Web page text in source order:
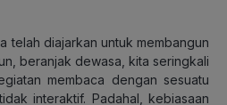
telah diajarkan untuk membangun
beranjak dewasa, kita seringkali
membaca dengan sesuatu
interaktif. Padahal, kebiasaan